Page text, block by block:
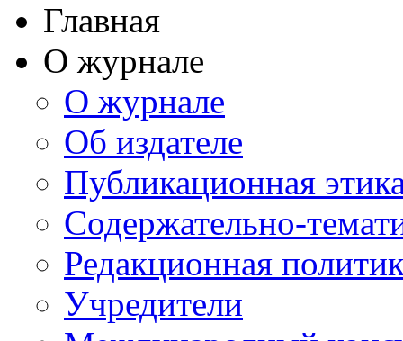
Главная
О журнале
О журнале
Об издателе
Публикационная
Содержательно-
Редакционная
Учредители